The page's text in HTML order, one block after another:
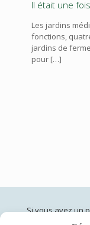
Il était une
Les jardins
fonctions,
jardins de
pour […]
Si vous avez un
nous contacter: